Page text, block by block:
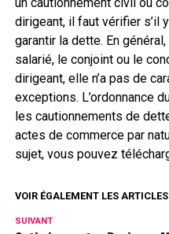
dirigeant, il faut vérifier s’il
garantir la dette. En
salarié, le conjoint ou le
dirigeant, elle n’a pas de
exceptions. L’ordonnance
les cautionnements de
actes de commerce par
sujet, vous pouvez
VOIR ÉGALEMENT LES
SUIVANT